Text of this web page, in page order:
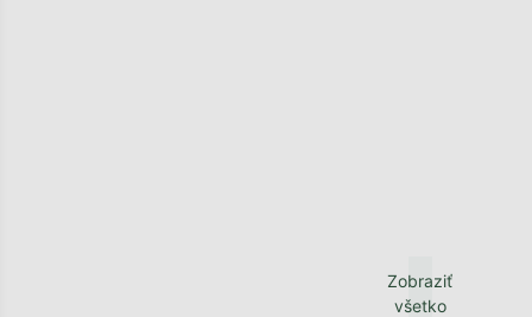
Zobraziť
všetko